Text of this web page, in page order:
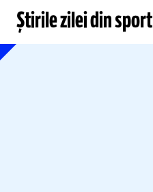
Știrile zilei din sport